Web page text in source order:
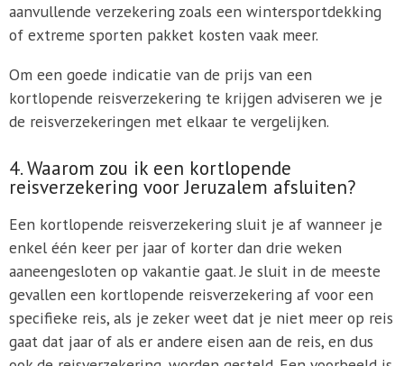
aanvullende verzekering zoals een wintersportdekking
of extreme sporten pakket kosten vaak meer.
Om een goede indicatie van de prijs van een
kortlopende reisverzekering te krijgen adviseren we je
de reisverzekeringen met elkaar te vergelijken.
4. Waarom zou ik een kortlopende
reisverzekering voor Jeruzalem afsluiten?
Een kortlopende reisverzekering sluit je af wanneer je
enkel één keer per jaar of korter dan drie weken
aaneengesloten op vakantie gaat. Je sluit in de meeste
gevallen een kortlopende reisverzekering af voor een
specifieke reis, als je zeker weet dat je niet meer op reis
gaat dat jaar of als er andere eisen aan de reis, en dus